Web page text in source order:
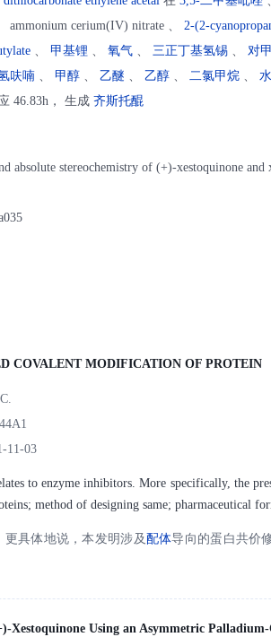
ammonium cerium(IV) nitrate 、 2-(2-
、 甲基锂 、 氧气 、 三正丁基氢锡 、 对
呋喃 、 甲醇 、 乙醚 、 乙醇 、 二氯甲烷 、 水
46.83h， 生成 齐斯托醌
absolute stereochemistry of (+)-xestoquinone and
COVALENT MODIFICATION OF PROTEIN
11-03
to enzyme inhibitors. More specifically, the
method of designing same; pharmaceutical
更具体地说，本发明涉及 配体导向的蛋白共价
Xestoquinone Using an Asymmetric